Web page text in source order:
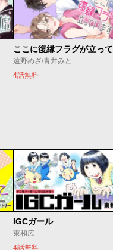
遠野めざ/青井みと
4話無料
IGCガール
東和広
4話無料